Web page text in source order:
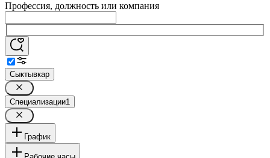
Профессия, должность или компания
Сыктывкар
Специализации1
График